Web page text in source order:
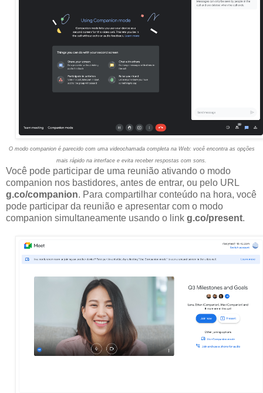
O modo companion é parecido com uma videochamada completa na Web: você encontra as opções
mais rápido na interface e evita receber respostas com sons.
Você pode participar de uma reunião ativando o modo
companion nos bastidores, antes de entrar, ou pelo URL
g.co/companion. Para compartilhar conteúdo na hora, você
pode participar da reunião e apresentar com o modo
companion simultaneamente usando o link g.co/present.